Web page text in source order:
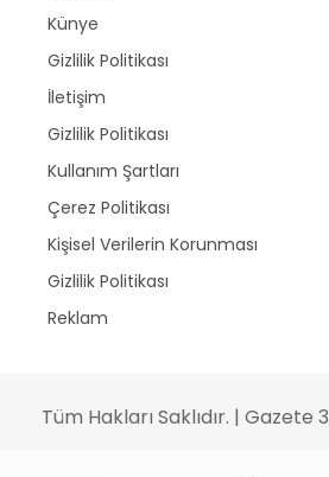
Künye
Gizlilik Politikası
İletişim
Gizlilik Politikası
Kullanım Şartları
Çerez Politikası
Kişisel Verilerin Korunması
Gizlilik Politikası
Reklam
Tüm Hakları Saklıdır. | Gazete 3